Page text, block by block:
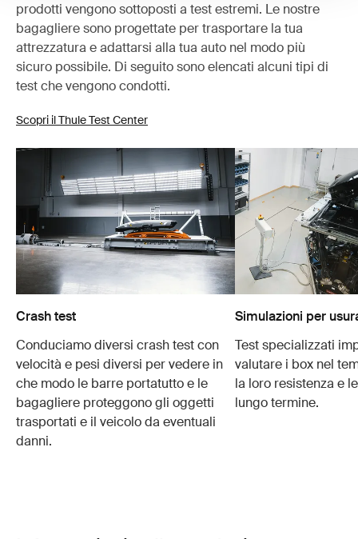
prodotti vengono sottoposti a test estremi. Le nostre
bagagliere sono progettate per trasportare la tua
attrezzatura e adattarsi alla tua auto nel modo più
sicuro possibile. Di seguito sono elencati alcuni tipi di
test che vengono condotti.
Scopri il Thule Test Center
Crash test
Conduciamo diversi crash test con
velocità e pesi diversi per vedere in
che modo le barre portatutto e le
bagagliere proteggono gli oggetti
trasportati e il veicolo da eventuali
danni.
Simulazioni per
Test specializzati
valutare i box nel
la loro resistenza e
lungo termine.